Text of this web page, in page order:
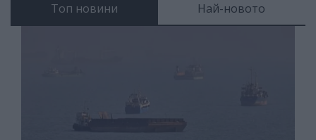
Топ новини Най-новото